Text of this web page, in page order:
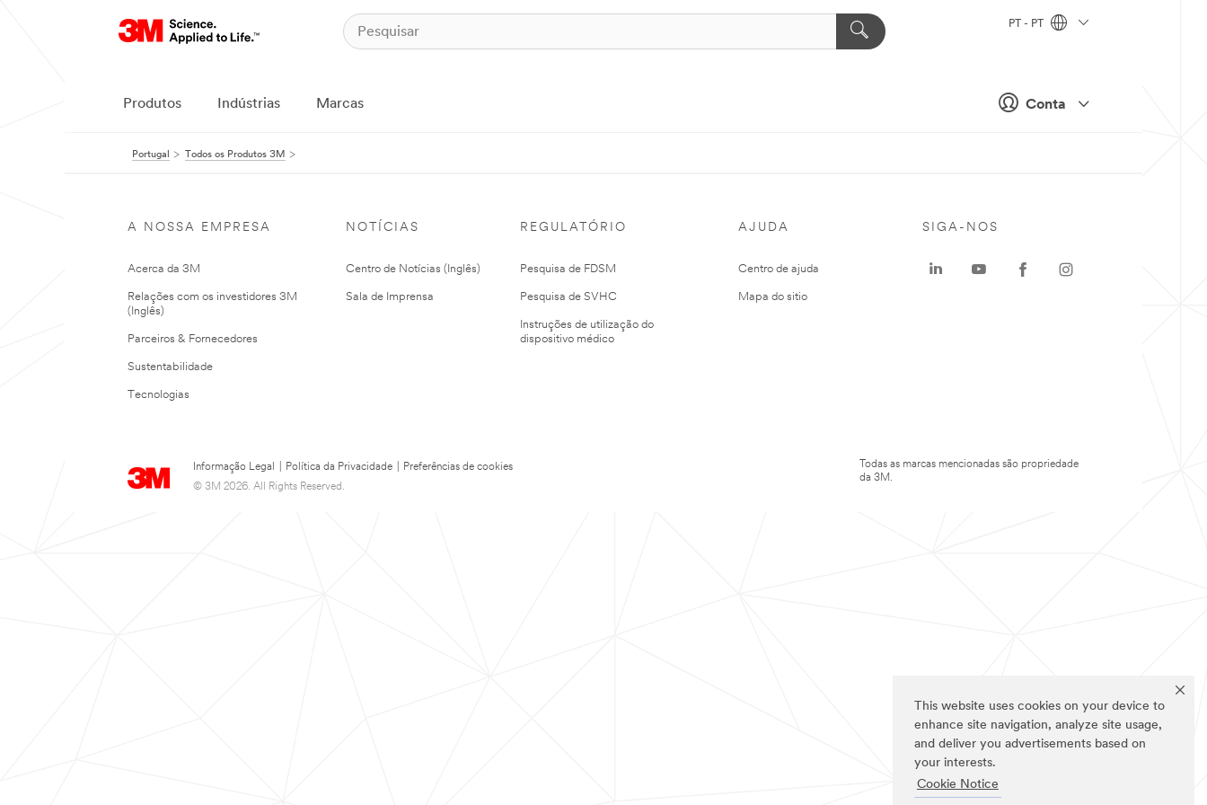
This website uses cookies on your device to
enhance site navigation, analyze site usage,
and deliver you advertisements based on
your interests.
Cookie Notice
Conta
PT - PT
Produtos Indústrias Marcas
Portugal Todos os Produtos 3M
A NOSSA EMPRESA
Acerca da 3M
Relações com os investidores 3M
(Inglês)
Parceiros & Fornecedores
Sustentabilidade
Tecnologias
NOTÍCIAS
Centro de Notícias (Inglês)
Sala de Imprensa
REGULATÓRIO
Pesquisa de FDSM
Pesquisa de SVHC
Instruções de utilização do
dispositivo médico
AJUDA
Centro de ajuda
Mapa do sitio
Informação Legal Política da Privacidade
Preferências de cookies
© 3M 2026. All Rights Reserved.
SIGA-NOS
Todas as marcas mencionadas são propriedade
da 3M.